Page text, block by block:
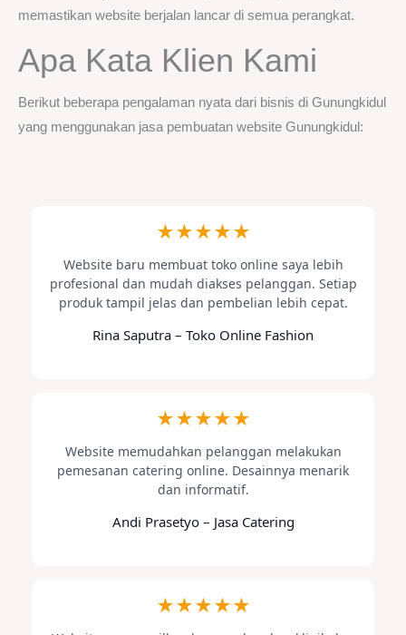
memastikan website berjalan lancar di semua perangkat.
Apa Kata Klien Kami
Berikut beberapa pengalaman nyata dari bisnis di Gunungkidul
yang menggunakan jasa pembuatan website Gunungkidul:
★★★★★
Website baru membuat toko online saya lebih
profesional dan mudah diakses pelanggan. Setiap
produk tampil jelas dan pembelian lebih cepat.
Rina Saputra – Toko Online Fashion
★★★★★
Website memudahkan pelanggan melakukan
pemesanan catering online. Desainnya menarik
dan informatif.
Andi Prasetyo – Jasa Catering
★★★★★